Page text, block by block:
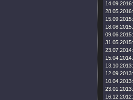
14.09.2016:
28.05.2016:
15.09.2015:
18.08.2015:
09.06.2015:
31.05.2015:
23.07.2014:
15.04.2014:
13.10.2013:
12.09.2013:
10.04.2013:
23.01.2013:
16.12.2012: